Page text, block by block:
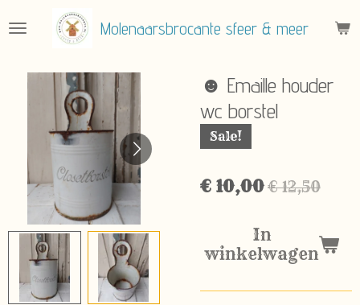
direct
hoofdinhoud
Molenaarsbrocante sfeer & meer
☻ Emaille houder
wc borstel
Sale!
€ 10,00€ 12,50
In
winkelwagen